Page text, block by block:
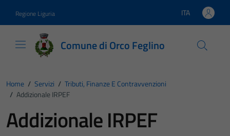
Regione Liguria Lingua attiva:
ITA
Comune di Orco Feglino
Home / Servizi / Tributi, Finanze E Contravvenzioni
/ Addizionale IRPEF
Addizionale IRPEF